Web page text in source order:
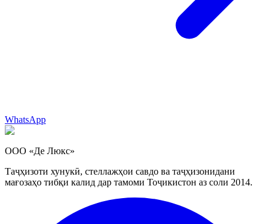
WhatsApp
ООО «Де Люкс»
Таҷҳизоти хунукӣ, стеллажҳои савдо ва таҷҳизонидани
мағозаҳо тибқи калид дар тамоми Тоҷикистон аз соли 2014.